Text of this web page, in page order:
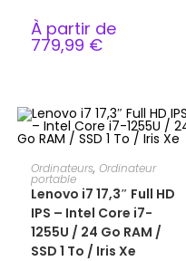
À partir de
779,99 €
CHOIX DES OPTIONS
Ordinateurs, Ordinateur
portable
Lenovo i7 17,3″ Full HD
IPS – Intel Core i7-
1255U / 24 Go RAM /
SSD 1 To / Iris Xe